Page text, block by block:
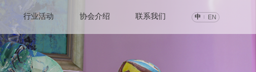
行业活动 协会介绍 联系我们 中 EN